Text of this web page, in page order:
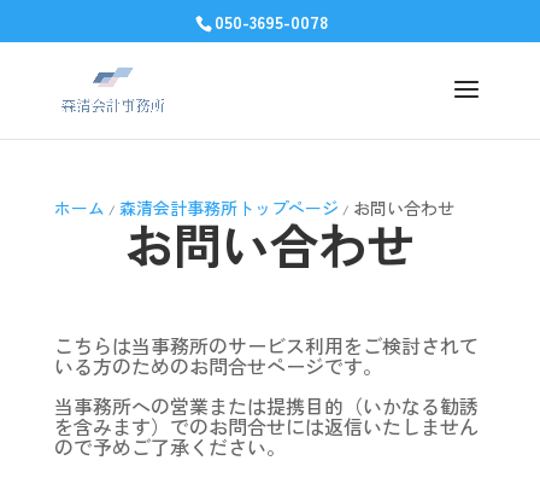
050-3695-0078
ホーム / 森清会計事務所トップページ / お問い合わせ
お問い合わせ
こちらは当事務所のサービス利用をご検討されて
いる方のためのお問合せページです。
当事務所への営業または提携目的（いかなる勧誘
を含みます）でのお問合せには返信いたしません
ので予めご了承ください。